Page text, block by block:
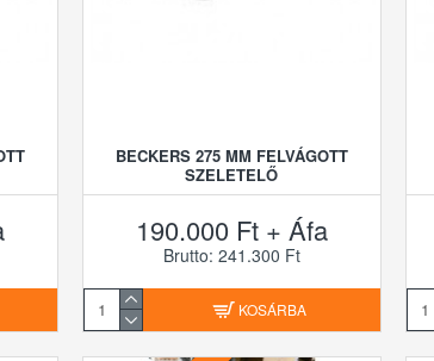
BECKERS 275 MM FELVÁGOTT
SZELETELŐ
190.000 Ft + Áfa
Brutto: 241.300 Ft
KOSÁRBA